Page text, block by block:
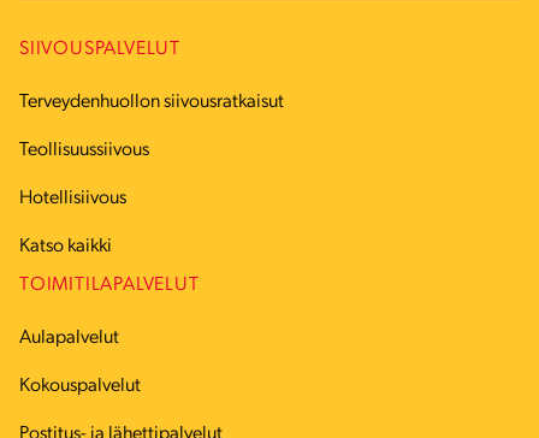
SIIVOUSPALVELUT
Terveydenhuollon siivousratkaisut
Teollisuussiivous
Hotellisiivous
Katso kaikki
TOIMITILAPALVELUT
Aulapalvelut
Kokouspalvelut